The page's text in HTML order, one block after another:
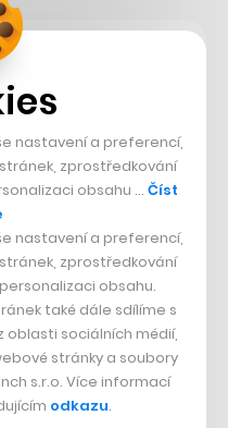
úpravy
zákaz
politiky bude od
jako přijímání dotací a
moci politici
do svěřenského fondu,
vyšší pokuty.
se kvůli chybějící
média. Úpravy
Prezident Petr
nastavení a preferencí,
zprostředkování
obsahu … Číst
nastavení a preferencí,
zprostředkování
obsahu.
také dále sdílíme s
sociálních médií,
stránky a soubory
s.r.o. Více informací
odkazu.